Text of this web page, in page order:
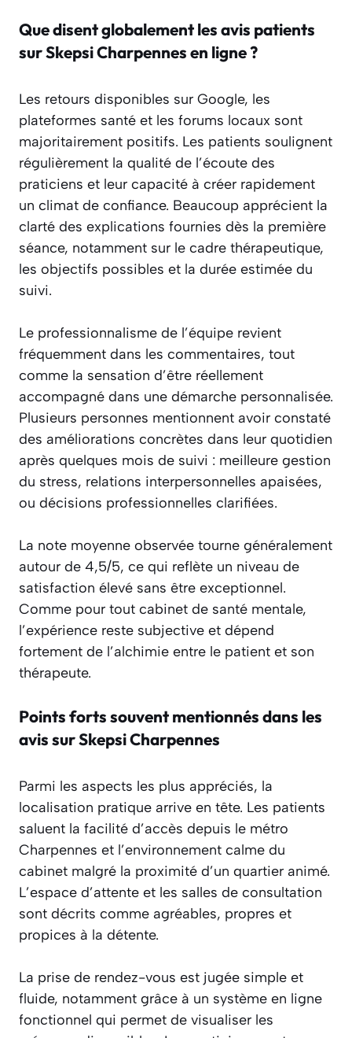
Que disent globalement les avis patients
sur Skepsi Charpennes en ligne ?
Les retours disponibles sur Google, les
plateformes santé et les forums locaux sont
majoritairement positifs. Les patients soulignent
régulièrement la qualité de l’écoute des
praticiens et leur capacité à créer rapidement
un climat de confiance. Beaucoup apprécient la
clarté des explications fournies dès la première
séance, notamment sur le cadre thérapeutique,
les objectifs possibles et la durée estimée du
suivi.
Le professionnalisme de l’équipe revient
fréquemment dans les commentaires, tout
comme la sensation d’être réellement
accompagné dans une démarche personnalisée.
Plusieurs personnes mentionnent avoir constaté
des améliorations concrètes dans leur quotidien
après quelques mois de suivi : meilleure gestion
du stress, relations interpersonnelles apaisées,
ou décisions professionnelles clarifiées.
La note moyenne observée tourne généralement
autour de 4,5/5, ce qui reflète un niveau de
satisfaction élevé sans être exceptionnel.
Comme pour tout cabinet de santé mentale,
l’expérience reste subjective et dépend
fortement de l’alchimie entre le patient et son
thérapeute.
Points forts souvent mentionnés dans les
avis sur Skepsi Charpennes
Parmi les aspects les plus appréciés, la
localisation pratique arrive en tête. Les patients
saluent la facilité d’accès depuis le métro
Charpennes et l’environnement calme du
cabinet malgré la proximité d’un quartier animé.
L’espace d’attente et les salles de consultation
sont décrits comme agréables, propres et
propices à la détente.
La prise de rendez-vous est jugée simple et
fluide, notamment grâce à un système en ligne
fonctionnel qui permet de visualiser les